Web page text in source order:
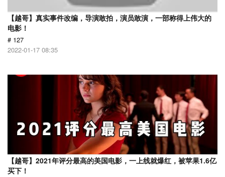
【越哥】真实事件改编，导演敢拍，演员敢演，一部称得上伟大的
电影！
# 127
2022-01-17 08:35
【越哥】2021年评分最高的美国电影，一上线就爆红，被苹果1.6亿
买下！